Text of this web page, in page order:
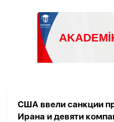
США ввели санкции
Ирана и девяти